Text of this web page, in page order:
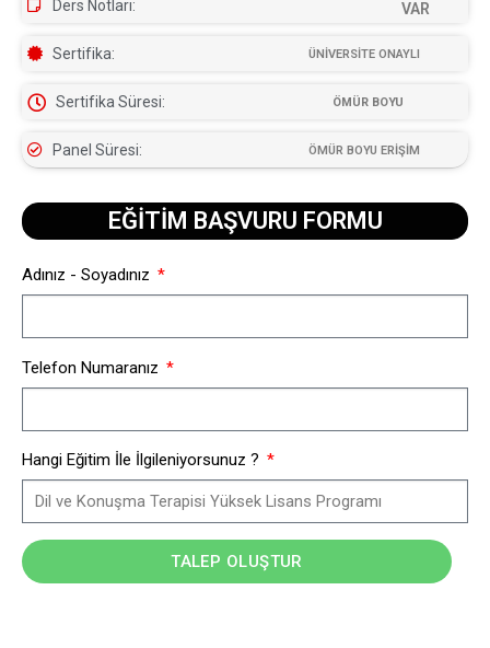
Ders Notları: VAR
Sertifika: ÜNİVERSİTE ONAYLI
Sertifika Süresi: ÖMÜR BOYU
Panel Süresi: ÖMÜR BOYU ERİŞİM
EĞİTİM BAŞVURU FORMU​
Adınız - Soyadınız
Telefon Numaranız
Hangi Eğitim İle İlgileniyorsunuz ?
TALEP OLUŞTUR